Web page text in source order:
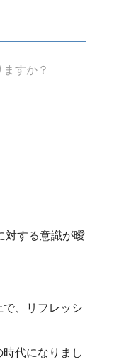
すか？
対する意識が曖
、リフレッシ
代になりまし